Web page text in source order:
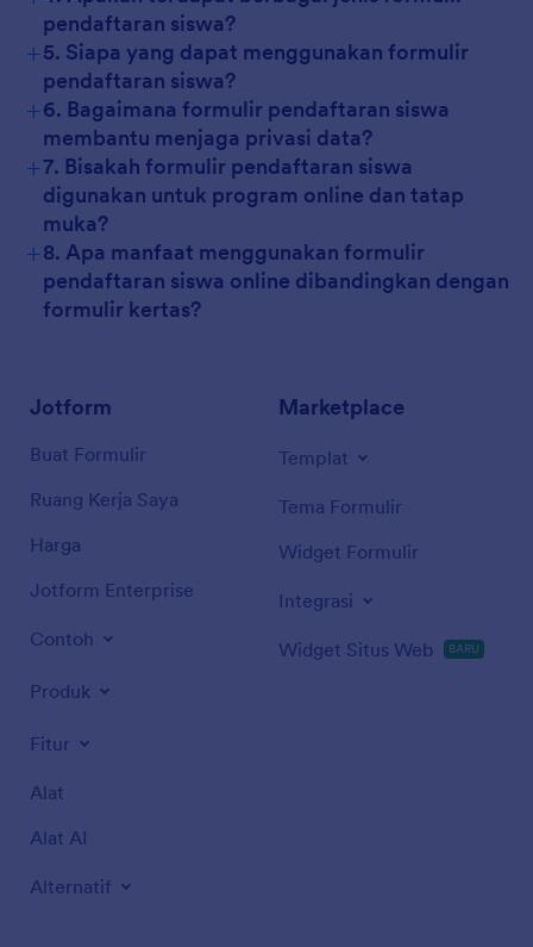
pendaftaran siswa?
+5. Siapa yang dapat menggunakan formulir
pendaftaran siswa?
+6. Bagaimana formulir pendaftaran siswa
membantu menjaga privasi data?
+7. Bisakah formulir pendaftaran siswa
digunakan untuk program online dan tatap
muka?
+8. Apa manfaat menggunakan formulir
pendaftaran siswa online dibandingkan dengan
formulir kertas?
Jotform
Buat Formulir
Ruang Kerja Saya
Harga
Jotform Enterprise
Contoh
Produk
Fitur
Alat
Alat AI
Alternatif
Marketplace
Templat
Tema Formulir
Widget Formulir
Integrasi
Widget Situs Web BARU